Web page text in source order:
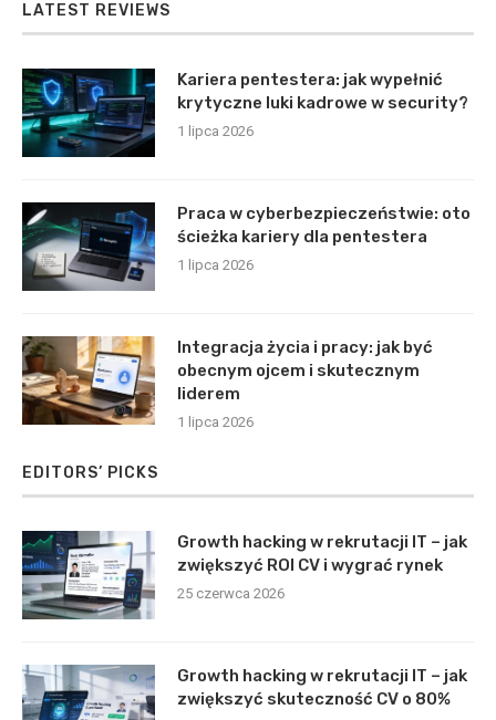
LATEST REVIEWS
Kariera pentestera: jak wypełnić
krytyczne luki kadrowe w security?
1 lipca 2026
Praca w cyberbezpieczeństwie: oto
ścieżka kariery dla pentestera
1 lipca 2026
Integracja życia i pracy: jak być
obecnym ojcem i skutecznym
liderem
1 lipca 2026
EDITORS’ PICKS
Growth hacking w rekrutacji IT – jak
zwiększyć ROI CV i wygrać rynek
25 czerwca 2026
Growth hacking w rekrutacji IT – jak
zwiększyć skuteczność CV o 80%